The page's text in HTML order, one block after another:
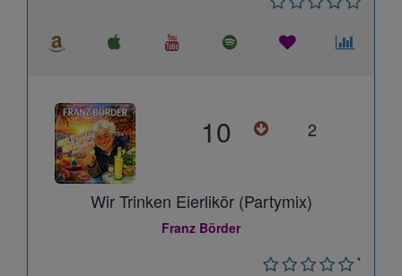
10 2
Wir Trinken Eierlikör (Partymix)
Franz Börder
*